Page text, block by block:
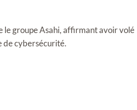
le groupe Asahi, affirmant avoir volé
de cybersécurité.